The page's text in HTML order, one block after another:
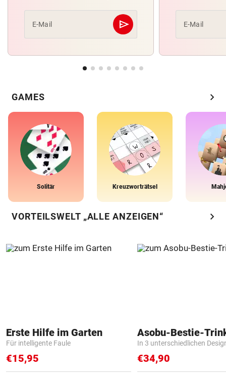
E-Mail send
Abschicken E-Mail
GAMES chevron_right
Solitär Kreuzworträtsel
VORTEILSWELT „ALLE ANZEIGEN“ chevron_right
Erste Hilfe im Garten
Für intelligente Faule
€15,95
Asobu-Bestie-
In 3 unterschiedlichen
€34,90